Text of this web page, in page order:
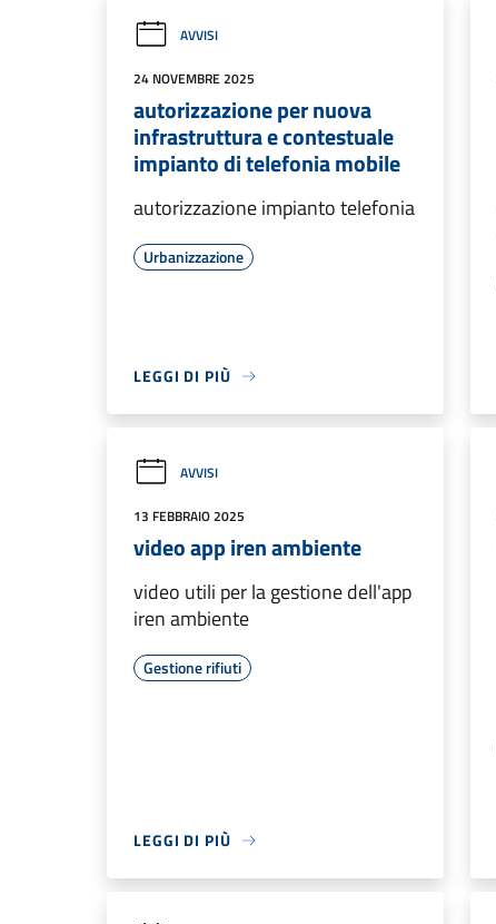
AVVISI
24 NOVEMBRE 2025
autorizzazione per nuova
infrastruttura e contestuale
impianto di telefonia mobile
autorizzazione impianto telefonia
Urbanizzazione
LEGGI DI PIÙ
AVVISI
13 FEBBRAIO 2025
video app iren ambiente
video utili per la gestione dell'app
iren ambiente
Gestione rifiuti
LEGGI DI PIÙ